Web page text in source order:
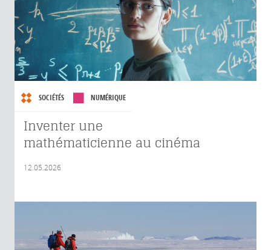
SOCIÉTÉS NUMÉRIQUE
Inventer une
mathématicienne au cinéma
12.05.2026